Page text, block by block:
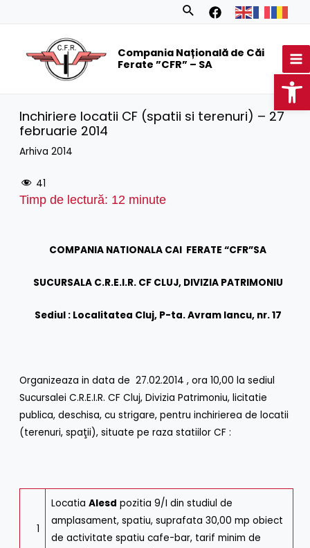
Search
Compania Națională de Căi
Ferate ”CFR” – SA
Inchiriere locatii CF (spatii si terenuri) – 27
februarie 2014
Arhiva 2014
41
Timp de lectură: 12 minute
COMPANIA NATIONALA CAI FERATE “CFR”SA
SUCURSALA C.R.E.I.R. CF CLUJ, DIVIZIA PATRIMONIU
Sediul : Localitatea Cluj, P-ta. Avram Iancu, nr. 17
Organizeaza in data de 27.02.2014 , ora 10,00 la sediul
Sucursalei C.R.E.I.R. CF Cluj, Divizia Patrimoniu, licitatie
publica, deschisa, cu strigare, pentru inchirierea de locatii
(terenuri, spaţii), situate pe raza statiilor CF :
1
LocatiaAlesd pozitia 9/I din studiul de
amplasament, spatiu, suprafata 30,00 mp obiect
de activitate spatiu cafe-bar, tarif minim de